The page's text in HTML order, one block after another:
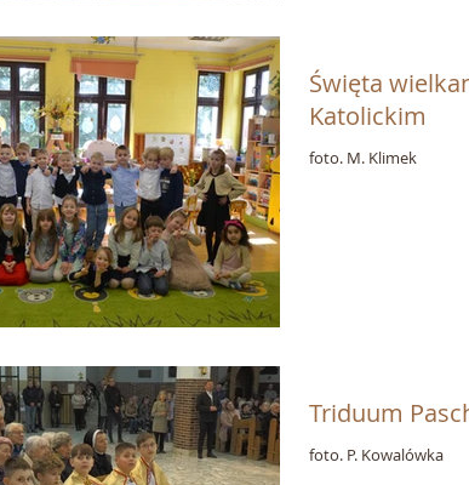
Święta
Katolickim
foto. M. Klimek
Triduum
foto. P. Kowalówka